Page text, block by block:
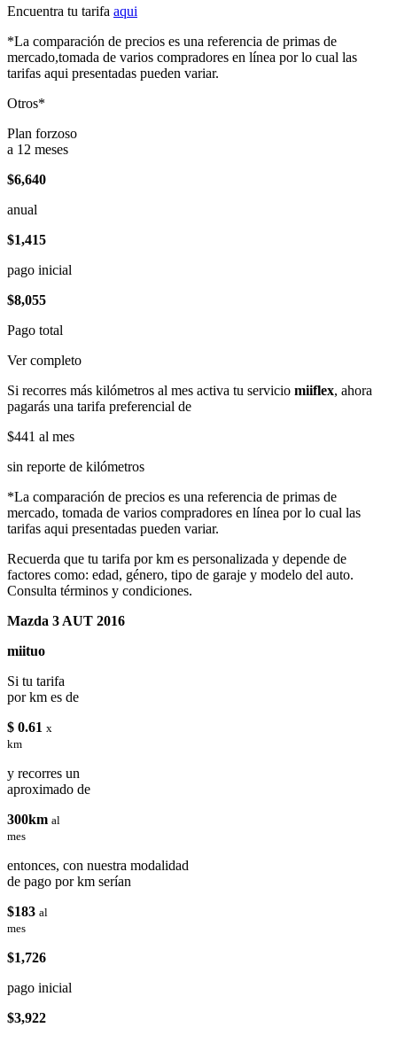
Encuentra tu tarifa aqui
*La comparación de precios es una referencia de primas de
mercado,tomada de varios compradores en línea por lo cual las
tarifas aqui presentadas pueden variar.
Otros*
Plan forzoso
a 12 meses
$6,640
anual
$1,415
pago inicial
$8,055
Pago total
Ver completo
Si recorres más kilómetros al mes activa tu servicio miiflex, ahora
pagarás una tarifa preferencial de
$441 al mes
sin reporte de kilómetros
*La comparación de precios es una referencia de primas de
mercado, tomada de varios compradores en línea por lo cual las
tarifas aqui presentadas pueden variar.
Recuerda que tu tarifa por km es personalizada y depende de
factores como: edad, género, tipo de garaje y modelo del auto.
Consulta términos y condiciones.
Mazda 3 AUT 2016
miituo
Si tu tarifa
por km es de
$ 0.61 x
km
y recorres un
aproximado de
300km al
mes
entonces, con nuestra modalidad
de pago por km serían
$183 al
mes
$1,726
pago inicial
$3,922